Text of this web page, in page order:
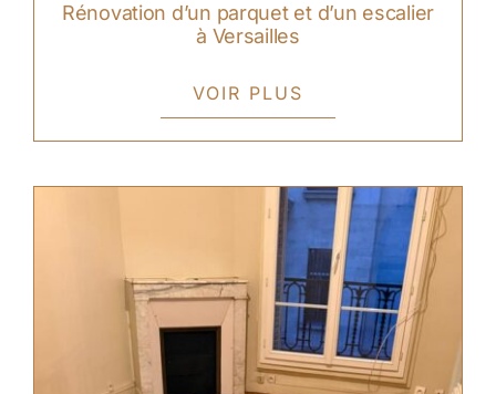
Rénovation d’un parquet et d’un escalier
à Versailles
VOIR PLUS